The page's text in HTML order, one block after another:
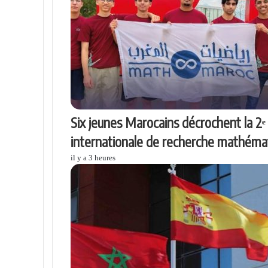
Six jeunes Marocains décrochent la
internationale de recherche
il y a 3 heures